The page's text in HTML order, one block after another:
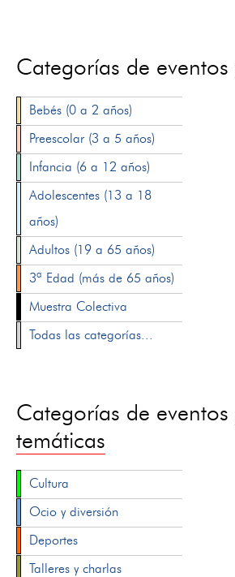
Categorías de
Bebés (0 a 2 años)
Preescolar (3 a 5 años)
Infancia (6 a 12 años)
Adolescentes (13 a 18
años)
Adultos (19 a 65 años)
3ª Edad (más de 65 años)
Muestra Colectiva
Todas las categorías...
Categorías de
temáticas
Cultura
Ocio y diversión
Deportes
Talleres y charlas